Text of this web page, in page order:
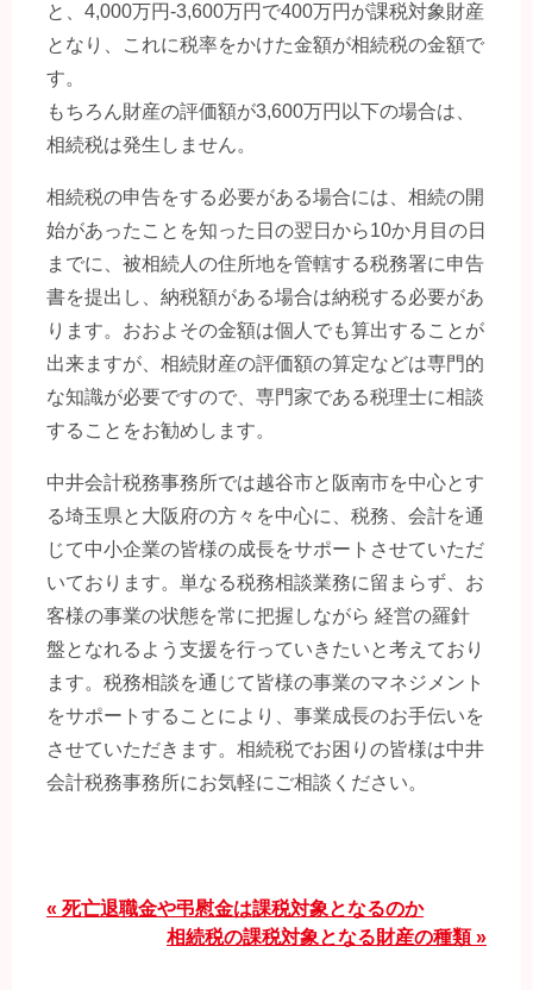
と、4,000万円-3,600万円で400万円が課税対象財産
となり、これに税率をかけた金額が相続税の金額で
す。
もちろん財産の評価額が3,600万円以下の場合は、
相続税は発生しません。
相続税の申告をする必要がある場合には、相続の開
始があったことを知った日の翌日から10か月目の日
までに、被相続人の住所地を管轄する税務署に申告
書を提出し、納税額がある場合は納税する必要があ
ります。おおよその金額は個人でも算出することが
出来ますが、相続財産の評価額の算定などは専門的
な知識が必要ですので、専門家である税理士に相談
することをお勧めします。
中井会計税務事務所では越谷市と阪南市を中心とす
る埼玉県と大阪府の方々を中心に、税務、会計を通
じて中小企業の皆様の成長をサポートさせていただ
いております。単なる税務相談業務に留まらず、お
客様の事業の状態を常に把握しながら 経営の羅針
盤となれるよう支援を行っていきたいと考えており
ます。税務相談を通じて皆様の事業のマネジメント
をサポートすることにより、事業成長のお手伝いを
させていただきます。相続税でお困りの皆様は中井
会計税務事務所にお気軽にご相談ください。
« 死亡退職金や弔慰金は課税対象となるのか
相続税の課税対象となる財産の種類 »